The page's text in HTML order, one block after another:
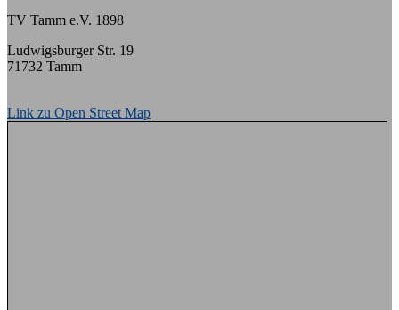
TV Tamm e.V. 1898
Ludwigsburger Str. 19
71732 Tamm
Link zu Open Street Map